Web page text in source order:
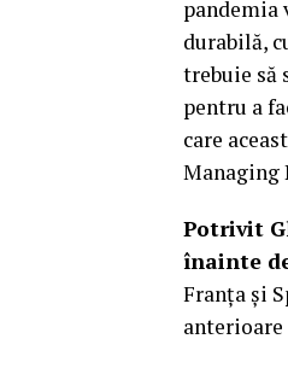
pandemia
durabilă,
trebuie să
pentru a
care
Managing
Potrivit
înainte
Franţa şi